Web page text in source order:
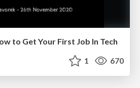
to Get Your First Job In Tech
1 670